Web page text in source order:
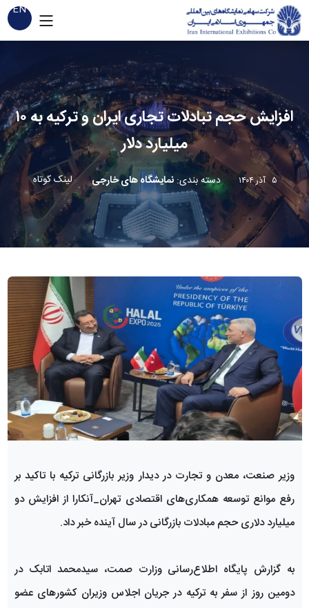
EN
افزایش حجم تبادلات تجاری ایران و ترکیه به ۱۰
میلیارد دلار
۵ آذر ۱۴۰۴ دسته بندی:نمایشگاه های خارجی لینک کوتاه
وزیر صنعت، معدن و تجارت در دیدار وزیر بازرگانی ترکیه با تاکید بر
رفع موانع توسعه همکاری‌های اقتصادی تهران_آنکارا از افزایش دو
میلیارد دلاری حجم مبادلات بازرگانی در سال آینده خبر داد.
به گزارش پایگاه اطلاع‌رسانی وزارت صمت، سید‌محمد اتابک در
دومین روز از سفر به ترکیه در جریان اجلاس وزیران کشورهای عضو